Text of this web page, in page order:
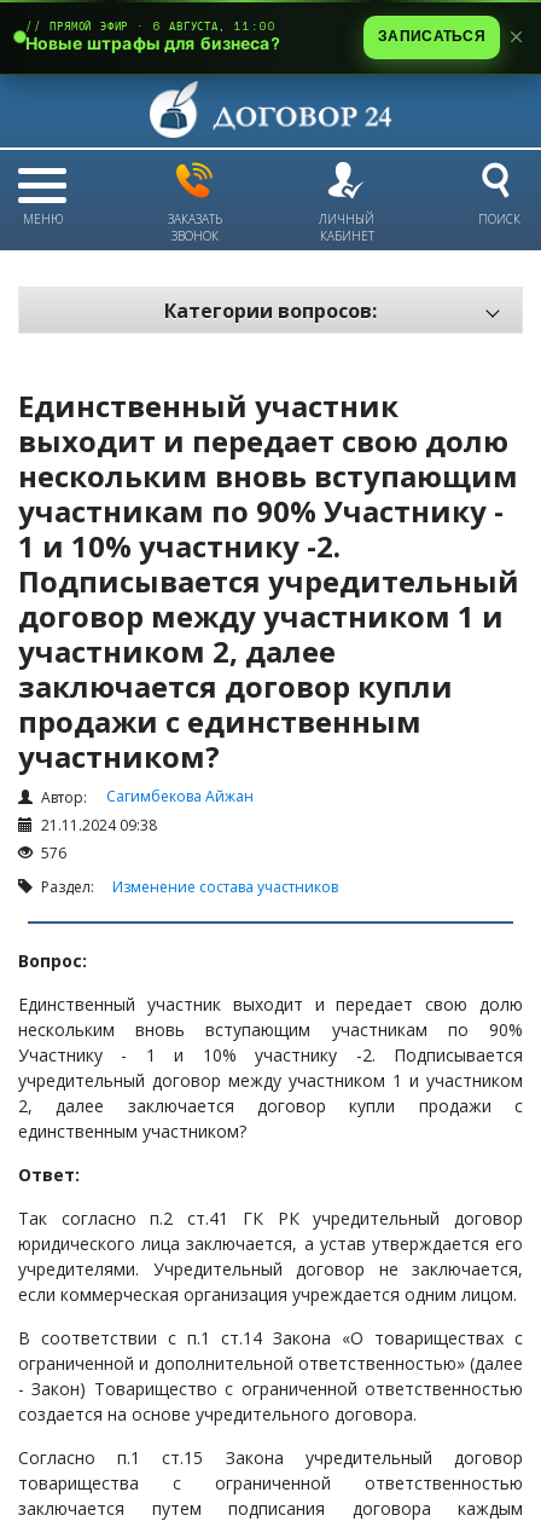
МЕНЮ
ЗАКАЗАТЬ
ЗВОНОК
ЛИЧНЫЙ
КАБИНЕТ
ПОИСК
Категории вопросов:
Техника безопасности и охрана труда
Антикризис: трудовые отношения
Антикризис: долги и обязательства
Налоги и Налогообложение
Трудовые отношения
Корпоративные отношения
Договоры
Доверенности
Интернет и право
Проверка государственных органов
Взыскание долга
Государственные закупки
Қазына» (ПКО)
Некоммерческие организации
Лицензирование (разрешения и уведомления)
Исполнительное производство
Судопроизводство
Единственный участник
выходит и передает свою долю
нескольким вновь вступающим
участникам по 90% Участнику -
1 и 10% участнику -2.
Подписывается учредительный
договор между участником 1 и
участником 2, далее
заключается договор купли
продажи с единственным
участником?
Автор:
Сагимбекова Айжан
21.11.2024 09:38
576
Раздел: Изменение состава участников
Вопрос:
Единственный участник выходит и передает свою долю
нескольким вновь вступающим участникам по 90%
Участнику - 1 и 10% участнику -2. Подписывается
учредительный договор между участником 1 и участником
2, далее заключается договор купли продажи с
единственным участником?
Ответ:
Так согласно п.2 ст.41 ГК РК учредительный договор
юридического лица заключается, а устав утверждается его
учредителями. Учредительный договор не заключается,
если коммерческая организация учреждается одним лицом.
В соответствии с п.1 ст.14 Закона «О товариществах с
ограниченной и дополнительной ответственностью» (далее
- Закон) Товарищество с ограниченной ответственностью
создается на основе учредительного договора.
Согласно п.1 ст.15 Закона учредительный договор
товарищества с ограниченной ответственностью
заключается путем подписания договора каждым
// ПРЯМОЙ ЭФИР · 6 АВГУСТА, 11:00
Новые штрафы для бизнеса? ЗАПИСАТЬСЯ